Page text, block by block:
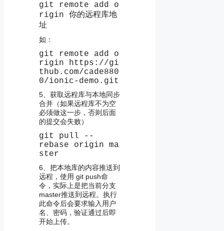
git remote add o
rigin 你的远程库地
址
如：
git remote add o
rigin https://gi
thub.com/cade880
0/ionic-demo.git
5、获取远程库与本地同步
合并（如果远程库不为空
必须做这一步，否则后面
的提交会失败）
git pull --
rebase origin ma
ster
6、把本地库的内容推送到
远程，使用 git push命
令，实际上是把当前分支
master推送到远程。执行
此命令后会要求输入用户
名、密码，验证通过后即
开始上传。